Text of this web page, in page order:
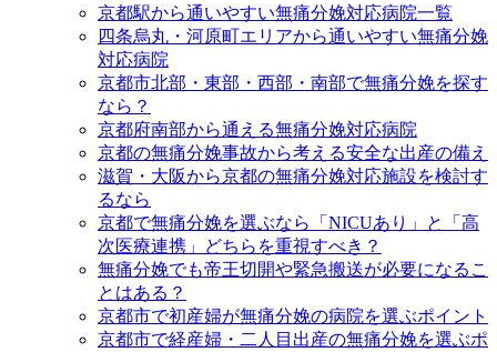
京都駅から通いやすい無痛分娩対応病院一覧
四条烏丸・河原町エリアから通いやすい無痛分娩
対応病院
京都市北部・東部・西部・南部で無痛分娩を探す
なら？
京都府南部から通える無痛分娩対応病院
京都の無痛分娩事故から考える安全な出産の備え
滋賀・大阪から京都の無痛分娩対応施設を検討す
るなら
京都で無痛分娩を選ぶなら「NICUあり」と「高
次医療連携」どちらを重視すべき？
無痛分娩でも帝王切開や緊急搬送が必要になるこ
とはある？
京都市で初産婦が無痛分娩の病院を選ぶポイント
京都市で経産婦・二人目出産の無痛分娩を選ぶポ